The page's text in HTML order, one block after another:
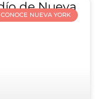
CONOCE NUEVA YORK